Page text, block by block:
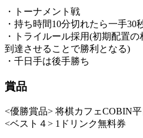
・トーナメント戦
・持ち時間10分切れたら一手30
・トライルール採用(初期配置
到達させることで勝利となる)
・千日手は後手勝ち
賞品
<優勝賞品> 将棋カフェCOBIN
<ベスト４> 1ドリンク無料券